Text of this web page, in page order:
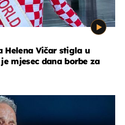
Helena Vičar stigla u
mjesec dana borbe za